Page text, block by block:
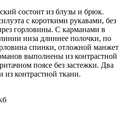
состоит из блузы и брюк.
с короткими рукавами, без
горловины. С карманами в
низа длиннее полочки, по
спинки, отложной манжет
выполнены из контрастной
поясе без застежки. Два
из контрастной ткани.